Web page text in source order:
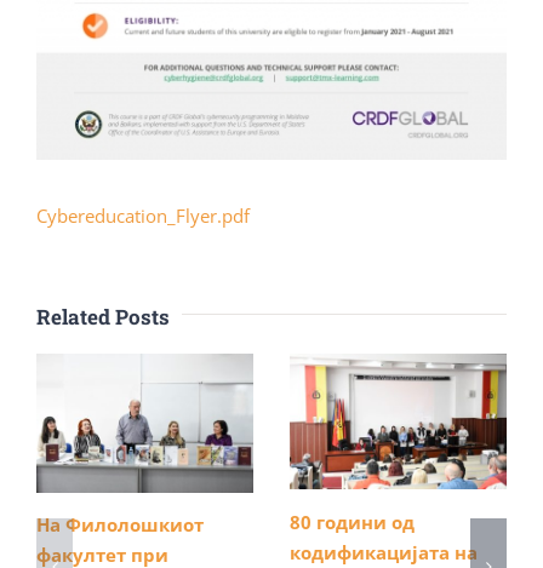
Cybereducation_Flyer.pdf
Related Posts
На Филолошкиот
факултет при
80 години од
кодификацијата на